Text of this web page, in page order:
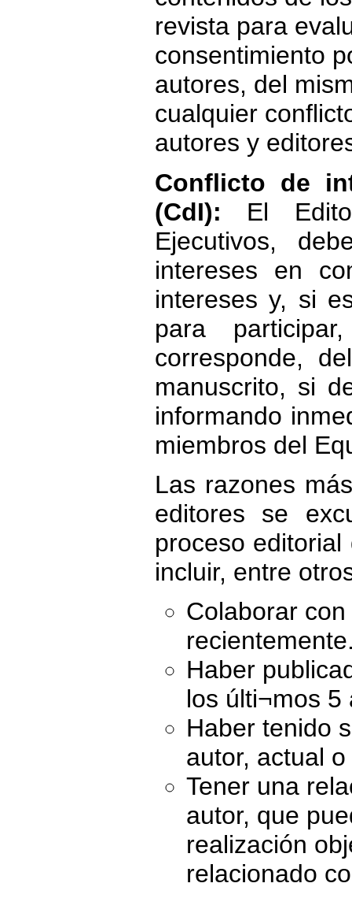
revista para
consentimiento
autores, del
cualquier
autores y
Conflicto de
(CdI): El
Ejecutivos,
intereses en
intereses y, si
para
corresponde,
manuscrito, si
informando
miembros del
Las razones
editores se
proceso
incluir, entre
Colaborar
Haber
los últi¬mos 5
Haber tenido
autor, actual
Tener una
autor, que
realización
relacionado